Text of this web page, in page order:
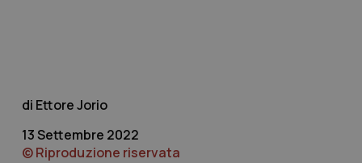
Ettore Jorio
13 Settembre 2022
© Riproduzione riservata